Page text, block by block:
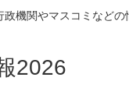
機関やマスコミなどの
2026